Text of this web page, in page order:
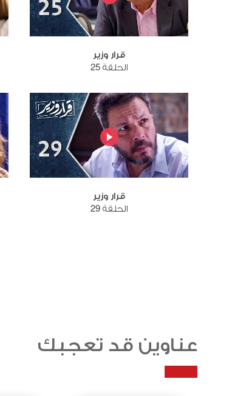
قرار وزير
الحلقة 25
قرار وزير
الحلقة 29
عناوين قد تعجبك